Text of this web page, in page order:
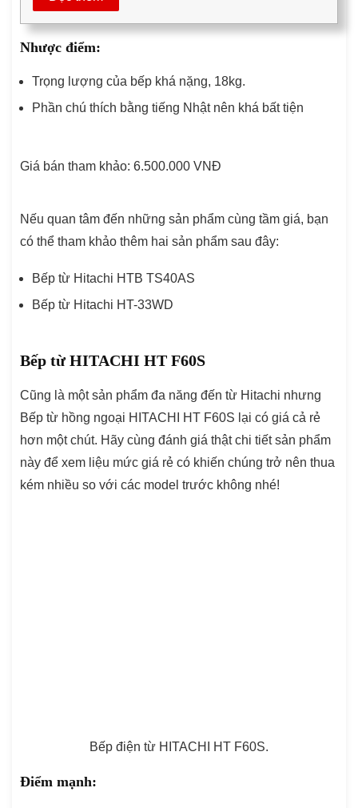
Nhược điểm:
Trọng lượng của bếp khá nặng, 18kg.
Phần chú thích bằng tiếng Nhật nên khá bất tiện
Giá bán tham khảo: 6.500.000 VNĐ
Nếu quan tâm đến những sản phẩm cùng tầm giá, bạn
có thể tham khảo thêm hai sản phẩm sau đây:
Bếp từ Hitachi HTB TS40AS
Bếp từ Hitachi HT-33WD
Bếp từ HITACHI HT F60S
Cũng là một sản phẩm đa năng đến từ Hitachi nhưng
Bếp từ hồng ngoại HITACHI HT F60S lại có giá cả rẻ
hơn một chút. Hãy cùng đánh giá thật chi tiết sản phẩm
này để xem liệu mức giá rẻ có khiến chúng trở nên thua
kém nhiều so với các model trước không nhé!
Bếp điện từ HITACHI HT F60S.
Điểm mạnh: